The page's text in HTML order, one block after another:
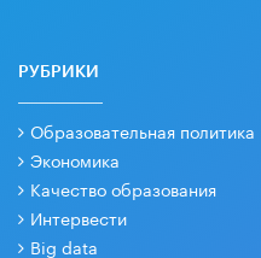
РУБРИКИ
Образовательная политика
Экономика
Качество образования
Интервести
Big data